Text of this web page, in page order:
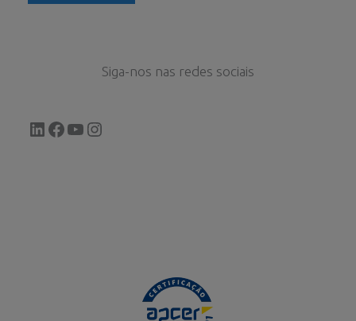
Siga-nos nas redes sociais
LinkedIn
Facebook
YouTube
Instagram